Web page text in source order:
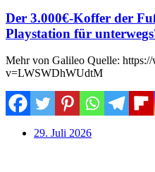
Der 3.000€-Koffer der
Playstation für
Mehr von Galileo Quelle:
v=LWSWDhWUdtM
29. Juli 2026